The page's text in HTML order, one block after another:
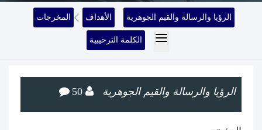
المخرجات الأهداف الرؤيا والرسالة والقيم الجوهرية
الكلمة الترحيبية
الرؤيا والرسالة والقيم الجوهرية 50